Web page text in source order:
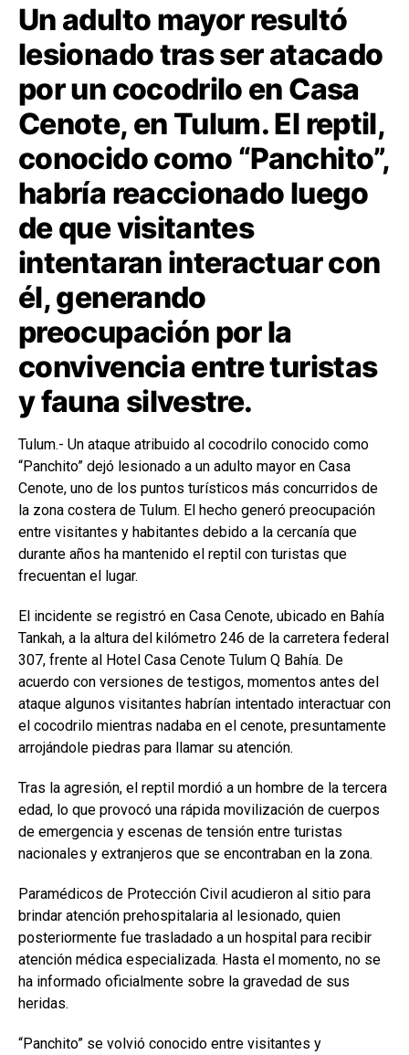
Un adulto mayor resultó
lesionado tras ser atacado
por un cocodrilo en Casa
Cenote, en Tulum. El reptil,
conocido como “Panchito”,
habría reaccionado luego
de que visitantes
intentaran interactuar con
él, generando
preocupación por la
convivencia entre turistas
y fauna silvestre.
Tulum.- Un ataque atribuido al cocodrilo conocido como
“Panchito” dejó lesionado a un adulto mayor en Casa
Cenote, uno de los puntos turísticos más concurridos de
la zona costera de Tulum. El hecho generó preocupación
entre visitantes y habitantes debido a la cercanía que
durante años ha mantenido el reptil con turistas que
frecuentan el lugar.
El incidente se registró en Casa Cenote, ubicado en Bahía
Tankah, a la altura del kilómetro 246 de la carretera federal
307, frente al Hotel Casa Cenote Tulum Q Bahía. De
acuerdo con versiones de testigos, momentos antes del
ataque algunos visitantes habrían intentado interactuar con
el cocodrilo mientras nadaba en el cenote, presuntamente
arrojándole piedras para llamar su atención.
Tras la agresión, el reptil mordió a un hombre de la tercera
edad, lo que provocó una rápida movilización de cuerpos
de emergencia y escenas de tensión entre turistas
nacionales y extranjeros que se encontraban en la zona.
Paramédicos de Protección Civil acudieron al sitio para
brindar atención prehospitalaria al lesionado, quien
posteriormente fue trasladado a un hospital para recibir
atención médica especializada. Hasta el momento, no se
ha informado oficialmente sobre la gravedad de sus
heridas.
“Panchito” se volvió conocido entre visitantes y